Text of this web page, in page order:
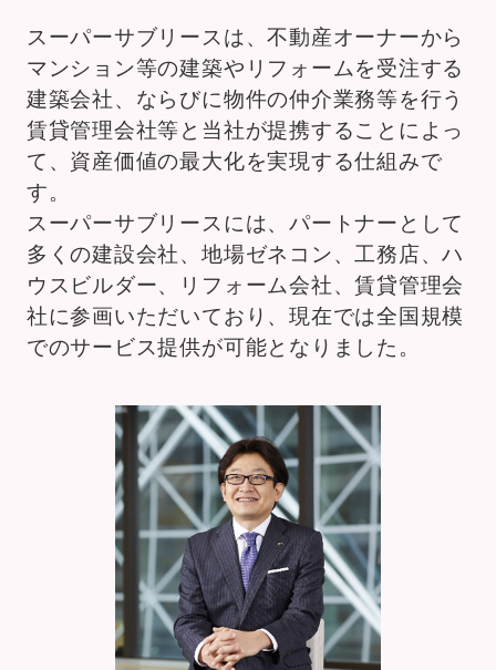
スーパーサブリースは、不動産オーナーから
マンション等の建築やリフォームを受注する
建築会社、ならびに物件の仲介業務等を行う
賃貸管理会社等と当社が提携することによっ
て、資産価値の最大化を実現する仕組みで
す。
スーパーサブリースには、パートナーとして
多くの建設会社、地場ゼネコン、工務店、ハ
ウスビルダー、リフォーム会社、賃貸管理会
社に参画いただいており、現在では全国規模
でのサービス提供が可能となりました。